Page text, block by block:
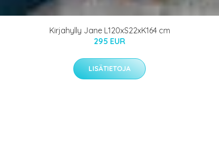
Kirjahylly Jane L120xS22xK164 cm
295 EUR
LISÄTIETOJA